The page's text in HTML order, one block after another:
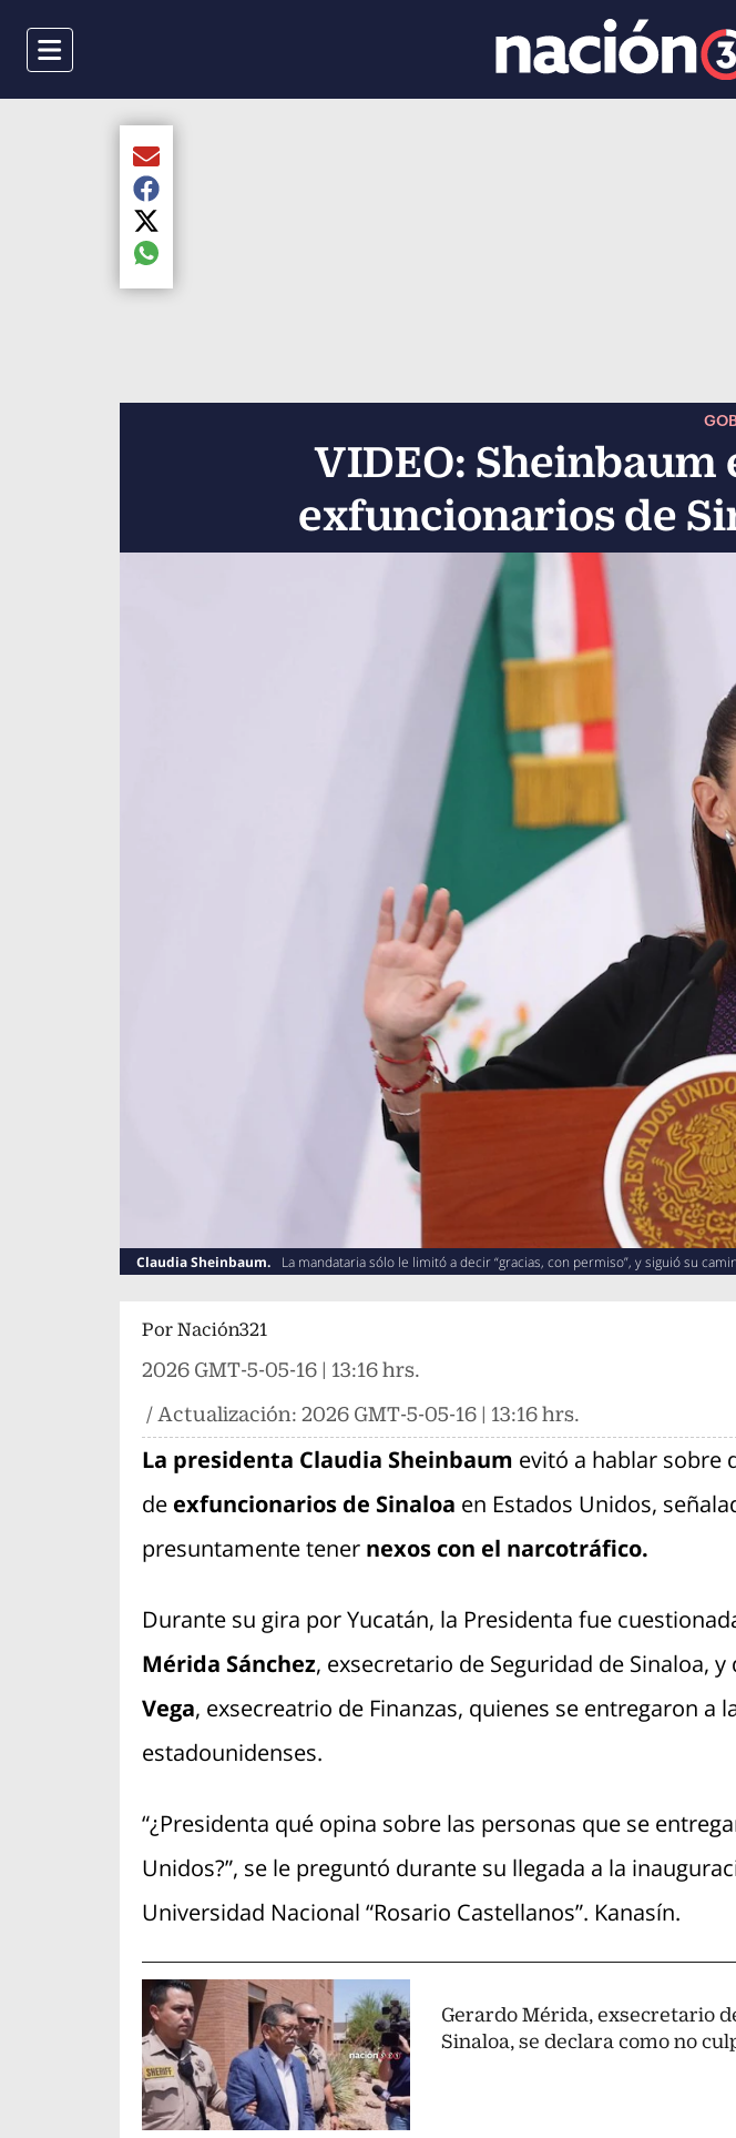
Menu
VIDEO:
exfuncionarios de
Claudia Sheinbaum. La mandataria sólo le limitó a decir “gracias, con permiso”, y siguió su
Compartir el artículo actual mediante Email
Compartir el artículo actual mediante Facebook
Compartir el artículo actual mediante Twitter
Compartir el artículo actual mediante global.social-whatsapp
Por Nación321
2026 GMT-5-05-16 | 13:16 hrs.
/ Actualización: 2026 GMT-5-05-16 | 13:16 hrs.
La presidenta Claudia Sheinbaum evitó a hablar sobre
de exfuncionarios de Sinaloa en Estados Unidos,
presuntamente tener nexos con el narcotráfico.
Durante su gira por Yucatán, la Presidenta fue
Mérida Sánchez, exsecretario de Seguridad de Sinaloa, y
Vega, exsecreatrio de Finanzas, quienes se entregaron a
estadounidenses.
“¿Presidenta qué opina sobre las personas que se
Unidos?”, se le preguntó durante su llegada a la
Universidad Nacional “Rosario Castellanos”. Kanasín.
Gerardo Mérida, exsecretario
Sinaloa, se declara como no